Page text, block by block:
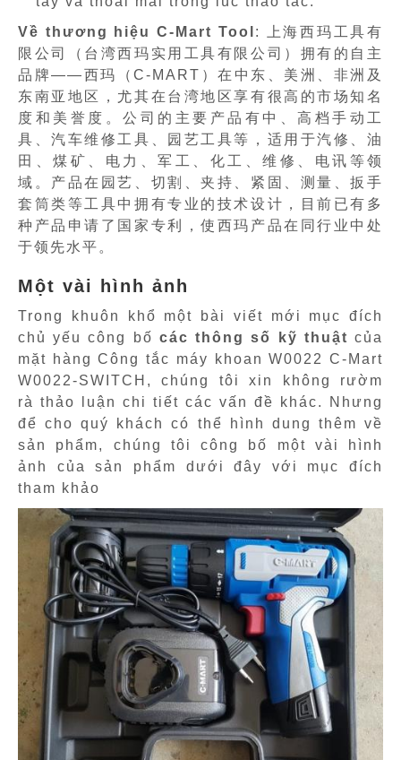
Về thương hiệu C-Mart Tool : 上海西玛工具有
限公司（台湾西玛实用工具有限公司）拥有的自主
品牌——西玛（C-MART）在中东、美洲、非洲及
东南亚地区，尤其在台湾地区享有很高的市场知名
度和美誉度。公司的主要产品有中、高档手动工
具、汽车维修工具、园艺工具等，适用于汽修、油
田、煤矿、电力、军工、化工、维修、电讯等领
域。产品在园艺、切割、夹持、紧固、测量、扳手
套筒类等工具中拥有专业的技术设计，目前已有多
种产品申请了国家专利，使西玛产品在同行业中处
于领先水平。
Một vài hình ảnh
Trong khuôn khổ một bài viết mới mục đích
chủ yếu công bố các thông số kỹ thuật của
mặt hàng Công tắc máy khoan W0022 C-Mart
W0022-SWITCH, chúng tôi xin không rườm
rà thảo luận chi tiết các vấn đề khác. Nhưng
để cho quý khách có thể hình dung thêm về
sản phẩm, chúng tôi công bố một vài hình
ảnh của sản phẩm dưới đây với mục đích
tham khảo